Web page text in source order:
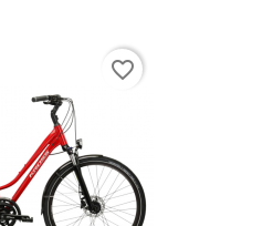
favorite_border